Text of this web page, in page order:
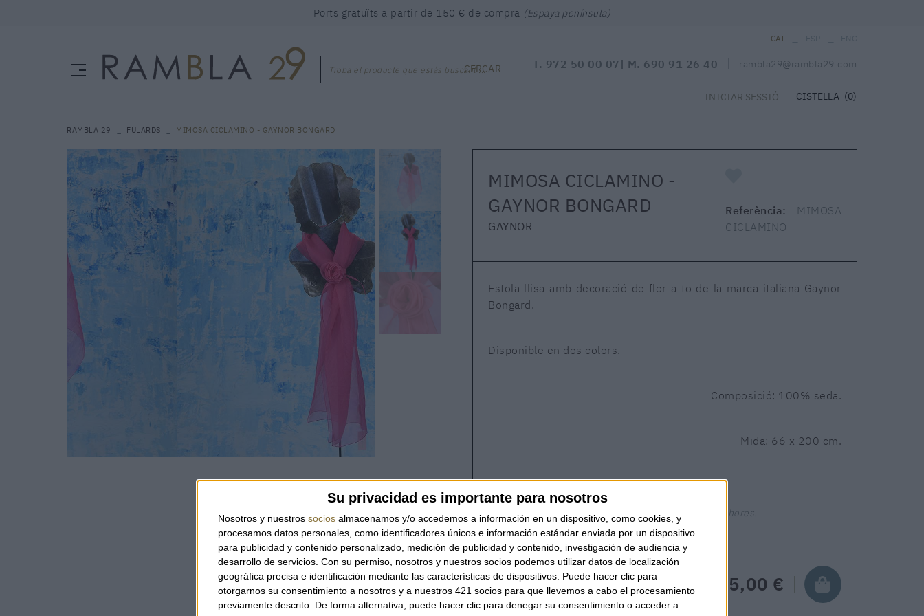
Su privacidad es importante para nosotros
Nosotros y nuestros socios almacenamos y/o accedemos a información en un dispositivo, como cookies, y
procesamos datos personales, como identificadores únicos e información estándar enviada por un dispositivo
para publicidad y contenido personalizado, medición de publicidad y contenido, investigación de audiencia y
desarrollo de servicios. Con su permiso, nosotros y nuestros socios podemos utilizar datos de localización
geográfica precisa e identificación mediante las características de dispositivos. Puede hacer clic para
otorgarnos su consentimiento a nosotros y a nuestros 421 socios para que llevemos a cabo el procesamiento
previamente descrito. De forma alternativa, puede hacer clic para denegar su consentimiento o acceder a
Ports gratuïts a partir de 150 € de compra (Espaya península)
Troba el producte que estàs buscant ...
CERCAR
CAT
T. 972 50 00 07 | M. 690 91 26 40 rambla29@rambla29.com
INICIAR SESSIÓ CISTELLA (0)
RAMBLA 29 FULARDS MIMOSA CICLAMINO - GAYNOR BONGARD
MIMOSA CICLAMINO -
GAYNOR BONGARD
GAYNOR
Referència: MIMOSA
CICLAMINO
Estola llisa amb decoració de flor a to de la marca italiana Gaynor
Bongard.
Disponible en dos colors.
Composició: 100% seda.
Mida: 66 x 200 cm.
Producte disponible Enviament en 24-48 hores.
QUANTITAT 145,00 €